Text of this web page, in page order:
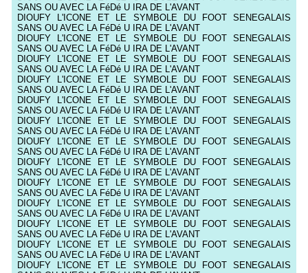
SANS OU AVEC LA FéDé U IRA DE L'AVANT
DIOUFY L'ICONE ET LE SYMBOLE DU FOOT SENEGALAIS
SANS OU AVEC LA FéDé U IRA DE L'AVANT
DIOUFY L'ICONE ET LE SYMBOLE DU FOOT SENEGALAIS
SANS OU AVEC LA FéDé U IRA DE L'AVANT
DIOUFY L'ICONE ET LE SYMBOLE DU FOOT SENEGALAIS
SANS OU AVEC LA FéDé U IRA DE L'AVANT
DIOUFY L'ICONE ET LE SYMBOLE DU FOOT SENEGALAIS
SANS OU AVEC LA FéDé U IRA DE L'AVANT
DIOUFY L'ICONE ET LE SYMBOLE DU FOOT SENEGALAIS
SANS OU AVEC LA FéDé U IRA DE L'AVANT
DIOUFY L'ICONE ET LE SYMBOLE DU FOOT SENEGALAIS
SANS OU AVEC LA FéDé U IRA DE L'AVANT
DIOUFY L'ICONE ET LE SYMBOLE DU FOOT SENEGALAIS
SANS OU AVEC LA FéDé U IRA DE L'AVANT
DIOUFY L'ICONE ET LE SYMBOLE DU FOOT SENEGALAIS
SANS OU AVEC LA FéDé U IRA DE L'AVANT
DIOUFY L'ICONE ET LE SYMBOLE DU FOOT SENEGALAIS
SANS OU AVEC LA FéDé U IRA DE L'AVANT
DIOUFY L'ICONE ET LE SYMBOLE DU FOOT SENEGALAIS
SANS OU AVEC LA FéDé U IRA DE L'AVANT
DIOUFY L'ICONE ET LE SYMBOLE DU FOOT SENEGALAIS
SANS OU AVEC LA FéDé U IRA DE L'AVANT
DIOUFY L'ICONE ET LE SYMBOLE DU FOOT SENEGALAIS
SANS OU AVEC LA FéDé U IRA DE L'AVANT
DIOUFY L'ICONE ET LE SYMBOLE DU FOOT SENEGALAIS